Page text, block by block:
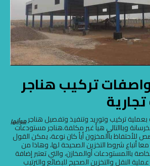
تركيب هناجر
تركيب وتوريد وتنفيذ وتفصيل هناجرهوأنها
وباالتالي هيأ غير مكلفة.هناجر مستودعات
باألمخزون أيأ كان نوعة، يمكن القول
أتباع شروط التخزين الصحيحة لها، وهاذا من
باالمستودعات أوالمخازن، والتي تعتبر إضافة
النقل والتخزين الصحيح للبضائع والترتيب